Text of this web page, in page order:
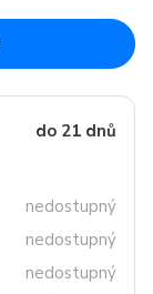
do 21 dnů
nedostupný
nedostupný
nedostupný